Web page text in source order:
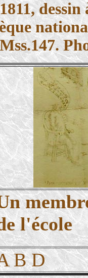
dessin
Mss.147.
l'école
B D